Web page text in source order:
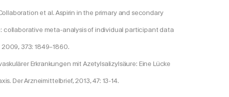
et al. Aspirin in the primary and secondary
collaborative meta-analysis of individual participant data
373: 1849–1860.
Erkrankungen mit Azetylsalizylsäure: Eine Lücke
Der Arzneimittelbrief, 2013, 47: 13-14.